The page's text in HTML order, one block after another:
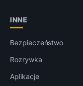
INNE
Bezpieczeństwo
Rozrywka
Aplikacje